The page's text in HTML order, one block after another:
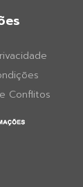
Conflitos